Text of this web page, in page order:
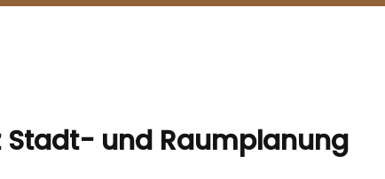
und Raumplanung